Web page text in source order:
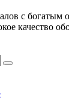
с богатым
качество